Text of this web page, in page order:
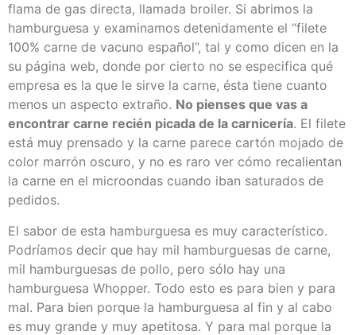
flama de gas directa, llamada broiler. Si abrimos la
hamburguesa y examinamos detenidamente el “filete
100% carne de vacuno español”, tal y como dicen en la
su página web, donde por cierto no se especifica qué
empresa es la que le sirve la carne, ésta tiene cuanto
menos un aspecto extraño. No pienses que vas a
encontrar carne recién picada de la carnicería. El filete
está muy prensado y la carne parece cartón mojado de
color marrón oscuro, y no es raro ver cómo recalientan
la carne en el microondas cuando iban saturados de
pedidos.
El sabor de esta hamburguesa es muy característico.
Podríamos decir que hay mil hamburguesas de carne,
mil hamburguesas de pollo, pero sólo hay una
hamburguesa Whopper. Todo esto es para bien y para
mal. Para bien porque la hamburguesa al fin y al cabo
es muy grande y muy apetitosa. Y para mal porque la